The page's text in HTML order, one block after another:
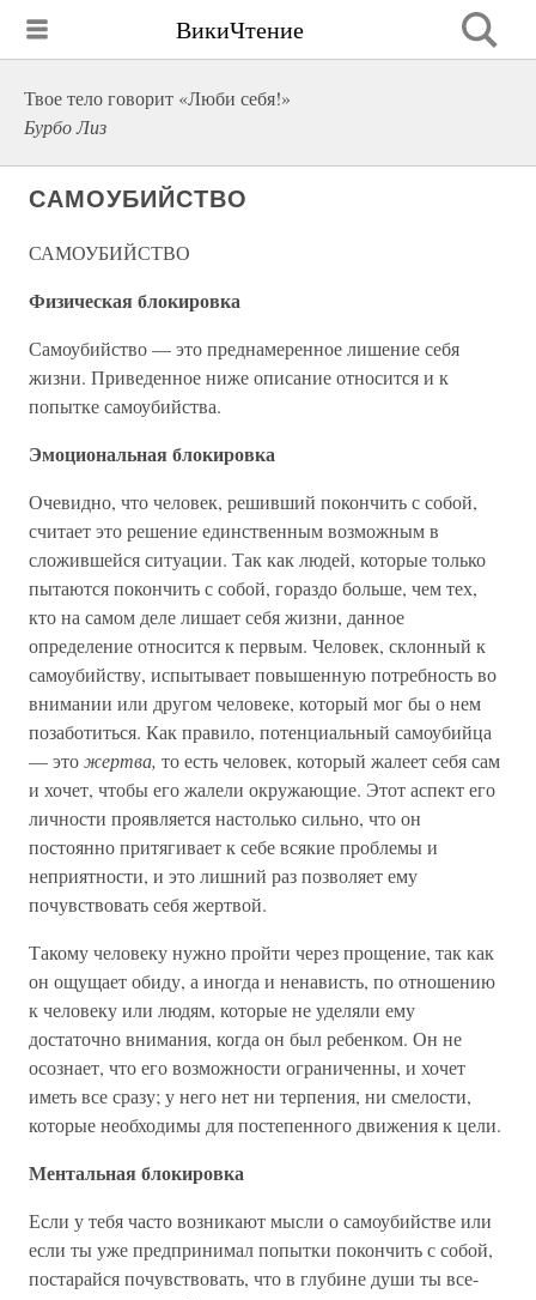
ВикиЧтение
Твое тело говорит «Люби себя!»
Бурбо Лиз
САМОУБИЙСТВО
САМОУБИЙСТВО
Физическая блокировка
Самоубийство — это преднамеренное лишение себя
жизни. Приведенное ниже описание относится и к
попытке самоубийства.
Эмоциональная блокировка
Очевидно, что человек, решивший покончить с собой,
считает это решение единственным возможным в
сложившейся ситуации. Так как людей, которые только
пытаются покончить с собой, гораздо больше, чем тех,
кто на самом деле лишает себя жизни, данное
определение относится к первым. Человек, склонный к
самоубийству, испытывает повышенную потребность во
внимании или другом человеке, который мог бы о нем
позаботиться. Как правило, потенциальный самоубийца
— этожертва, то есть человек, который жалеет себя сам
и хочет, чтобы его жалели окружающие. Этот аспект его
личности проявляется настолько сильно, что он
постоянно притягивает к себе всякие проблемы и
неприятности, и это лишний раз позволяет ему
почувствовать себя жертвой.
Такому человеку нужно пройти через прощение, так как
он ощущает обиду, а иногда и ненависть, по отношению
к человеку или людям, которые не уделяли ему
достаточно внимания, когда он был ребенком. Он не
осознает, что его возможности ограниченны, и хочет
иметь все сразу; у него нет ни терпения, ни смелости,
которые необходимы для постепенного движения к цели.
Ментальная блокировка
Если у тебя часто возникают мысли о самоубийстве или
если ты уже предпринимал попытки покончить с собой,
постарайся почувствовать, что в глубине души ты все-